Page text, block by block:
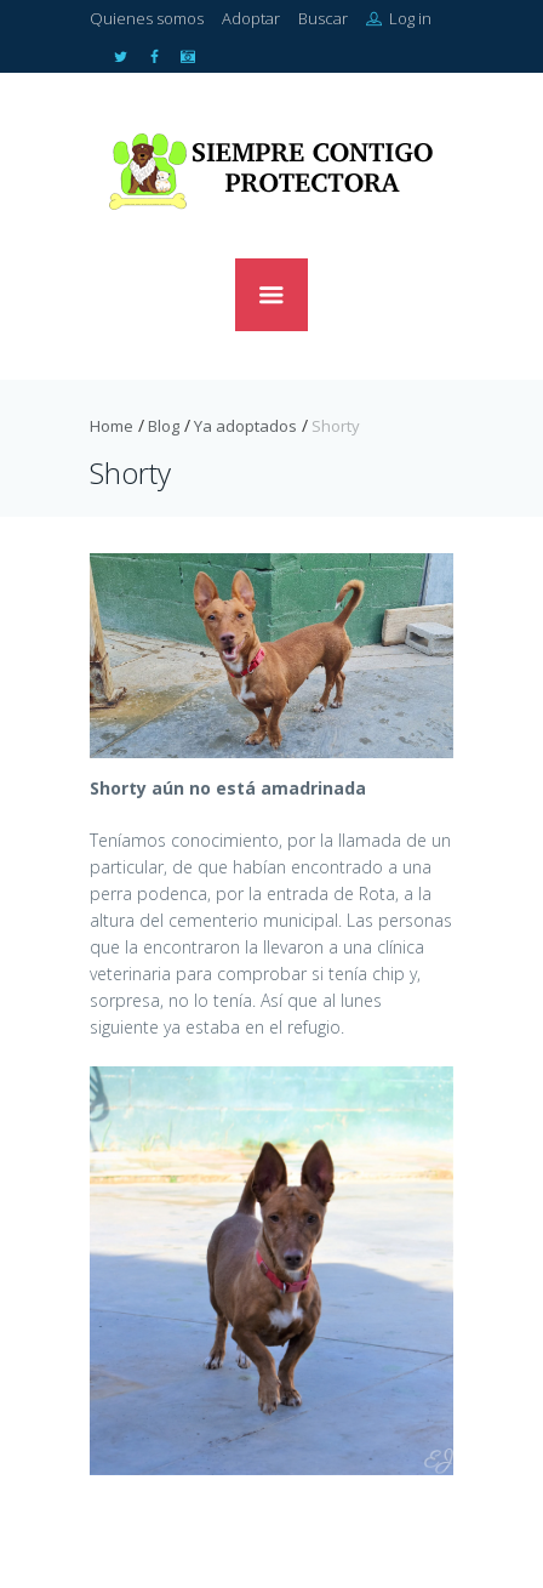
Quienes somos Adoptar Buscar Log in
Home Blog Ya adoptados Shorty
Shorty
Shorty aún no está amadrinada
Teníamos conocimiento, por la llamada de un
particular, de que habían encontrado a una
perra podenca, por la entrada de Rota, a la
altura del cementerio municipal. Las personas
que la encontraron la llevaron a una clínica
veterinaria para comprobar si tenía chip y,
sorpresa, no lo tenía. Así que al lunes
siguiente ya estaba en el refugio.